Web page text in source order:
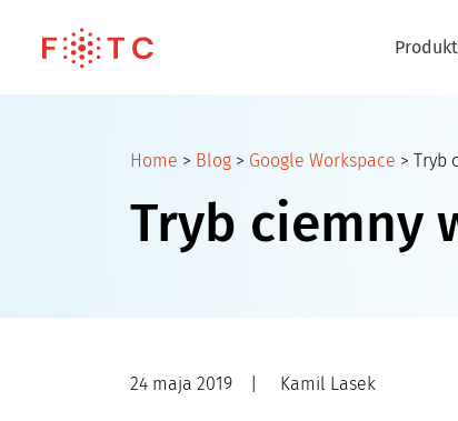
Home > Blog > Google Workspace > Tryb
Tryb ciemny
24 maja 2019 Kamil Lasek